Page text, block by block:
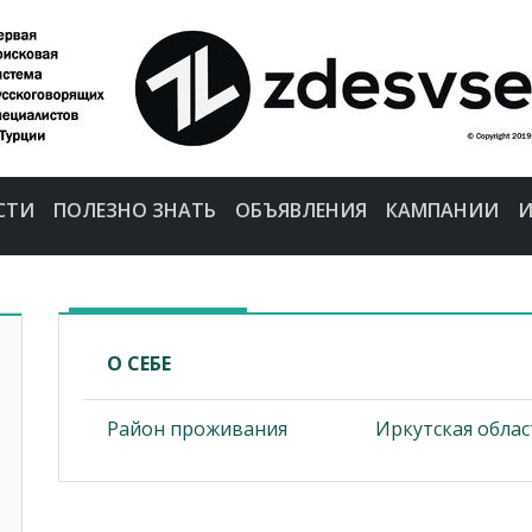
ПОЛЕЗНО ЗНАТЬ ОБЪЯВЛЕНИЯ КАМПАНИИ
О СЕБЕ
Район проживания Иркутская